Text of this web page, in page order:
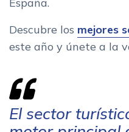
Descubre los mejores
este año y únete a la
El sector